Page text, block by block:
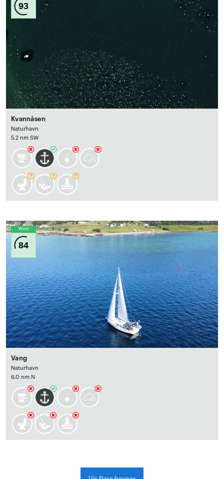
93
Kvannåsen
Naturhavn
5.2 nm SW
Wind
84
Vang
Naturhavn
6.0 nm N